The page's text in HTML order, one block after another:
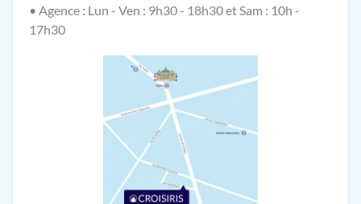
• Agence : Lun - Ven : 9h30 - 18h30 et Sam : 10h -
17h30